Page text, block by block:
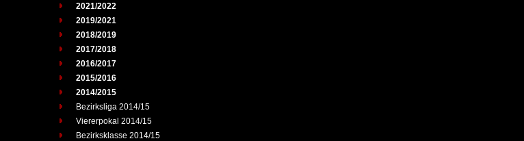
2021/2022
2019/2021
2018/2019
2017/2018
2016/2017
2015/2016
2014/2015
Bezirksliga 2014/15
Viererpokal 2014/15
Bezirksklasse 2014/15